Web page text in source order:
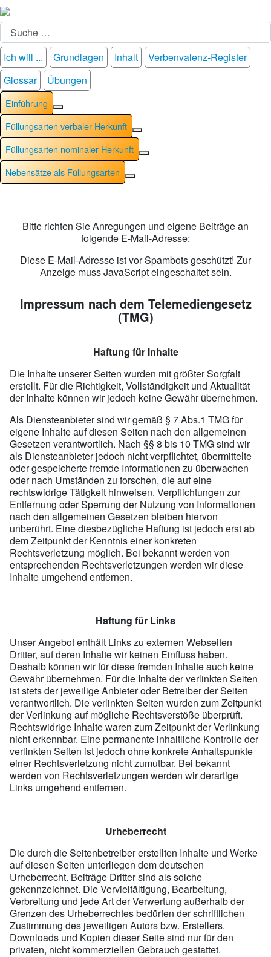
Suchen
Ich will ... Grundlagen Inhalt
Verbenvalenz-Register
Glossar
Übungen
Einführung
Weitere Informationen: Einführung
Füllungsarten verbaler Herkunft
Weitere Informationen:
Füllungsarten nominaler Herkunft
Weitere Informationen:
Nebensätze als Füllungsarten
Weitere Informationen:
Bitte richten Sie Anregungen und eigene Beiträge an
folgende E-Mail-Adresse:
Diese E-Mail-Adresse ist vor Spambots geschützt! Zur
Anzeige muss JavaScript eingeschaltet sein.
Impressum nach dem Telemediengesetz
(TMG)
Haftung für Inhalte
Die Inhalte unserer Seiten wurden mit größter Sorgfalt
erstellt. Für die Richtigkeit, Vollständigkeit und Aktualität
der Inhalte können wir jedoch keine Gewähr übernehmen.
Als Diensteanbieter sind wir gemäß § 7 Abs.1 TMG für
eigene Inhalte auf diesen Seiten nach den allgemeinen
Gesetzen verantwortlich. Nach §§ 8 bis 10 TMG sind wir
als Diensteanbieter jedoch nicht verpflichtet, übermittelte
oder gespeicherte fremde Informationen zu überwachen
oder nach Umständen zu forschen, die auf eine
rechtswidrige Tätigkeit hinweisen. Verpflichtungen zur
Entfernung oder Sperrung der Nutzung von Informationen
nach den allgemeinen Gesetzen bleiben hiervon
unberührt. Eine diesbezügliche Haftung ist jedoch erst ab
dem Zeitpunkt der Kenntnis einer konkreten
Rechtsverletzung möglich. Bei bekannt werden von
entsprechenden Rechtsverletzungen werden wir diese
Inhalte umgehend entfernen.
Haftung für Links
Unser Angebot enthält Links zu externen Webseiten
Dritter, auf deren Inhalte wir keinen Einfluss haben.
Deshalb können wir für diese fremden Inhalte auch keine
Gewähr übernehmen. Für die Inhalte der verlinkten Seiten
ist stets der jeweilige Anbieter oder Betreiber der Seiten
verantwortlich. Die verlinkten Seiten wurden zum Zeitpunkt
der Verlinkung auf mögliche Rechtsverstöße überprüft.
Rechtswidrige Inhalte waren zum Zeitpunkt der Verlinkung
nicht erkennbar. Eine permanente inhaltliche Kontrolle der
verlinkten Seiten ist jedoch ohne konkrete Anhaltspunkte
einer Rechtsverletzung nicht zumutbar. Bei bekannt
werden von Rechtsverletzungen werden wir derartige
Links umgehend entfernen.
Urheberrecht
Die durch die Seitenbetreiber erstellten Inhalte und Werke
auf diesen Seiten unterliegen dem deutschen
Urheberrecht. Beiträge Dritter sind als solche
gekennzeichnet. Die Vervielfältigung, Bearbeitung,
Verbreitung und jede Art der Verwertung außerhalb der
Grenzen des Urheberrechtes bedürfen der schriftlichen
Zustimmung des jeweiligen Autors bzw. Erstellers.
Downloads und Kopien dieser Seite sind nur für den
privaten, nicht kommerziellen Gebrauch gestattet.